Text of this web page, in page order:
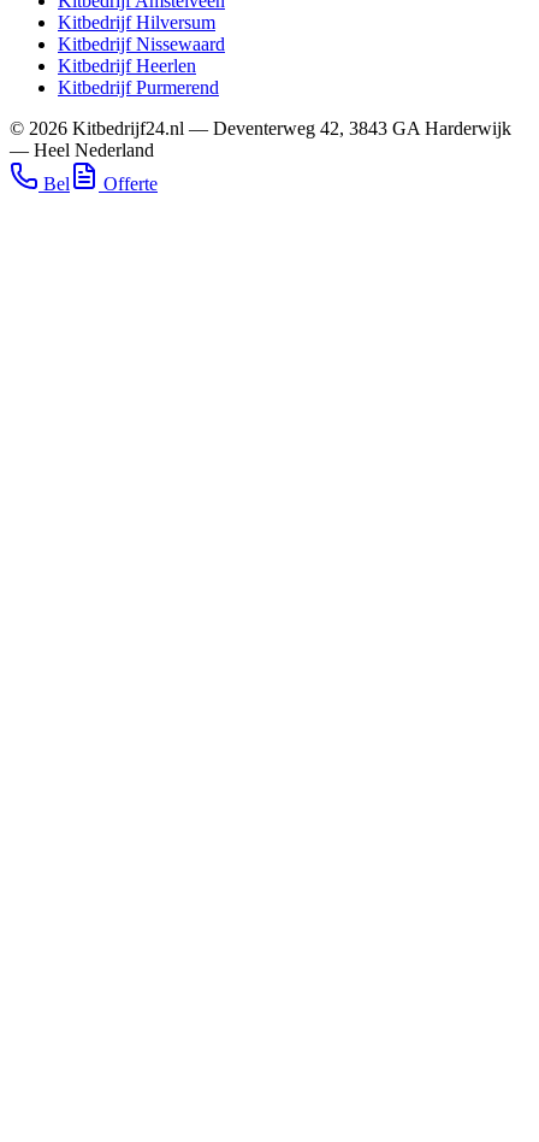
KitbedrijfHilversum
KitbedrijfNissewaard
KitbedrijfHeerlen
KitbedrijfPurmerend
© 2026 Kitbedrijf24.nl — Deventerweg 42, 3843 GA Harderwijk
— Heel Nederland
Bel
Offerte